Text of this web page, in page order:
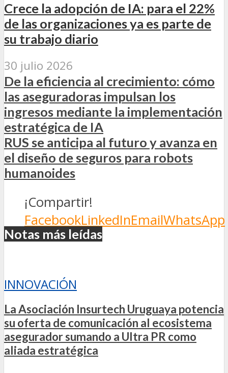
Crece la adopción de IA: para el 22%
de las organizaciones ya es parte de
su trabajo diario
30 julio 2026
De la eficiencia al crecimiento: cómo
las aseguradoras impulsan los
ingresos mediante la implementación
estratégica de IA
RUS se anticipa al futuro y avanza en
el diseño de seguros para robots
humanoides
¡Compartir!
FacebookLinkedInEmailWhatsApp
Notas más leídas
INNOVACIÓN
La Asociación Insurtech Uruguaya potencia
su oferta de comunicación al ecosistema
asegurador sumando a Ultra PR como
aliada estratégica